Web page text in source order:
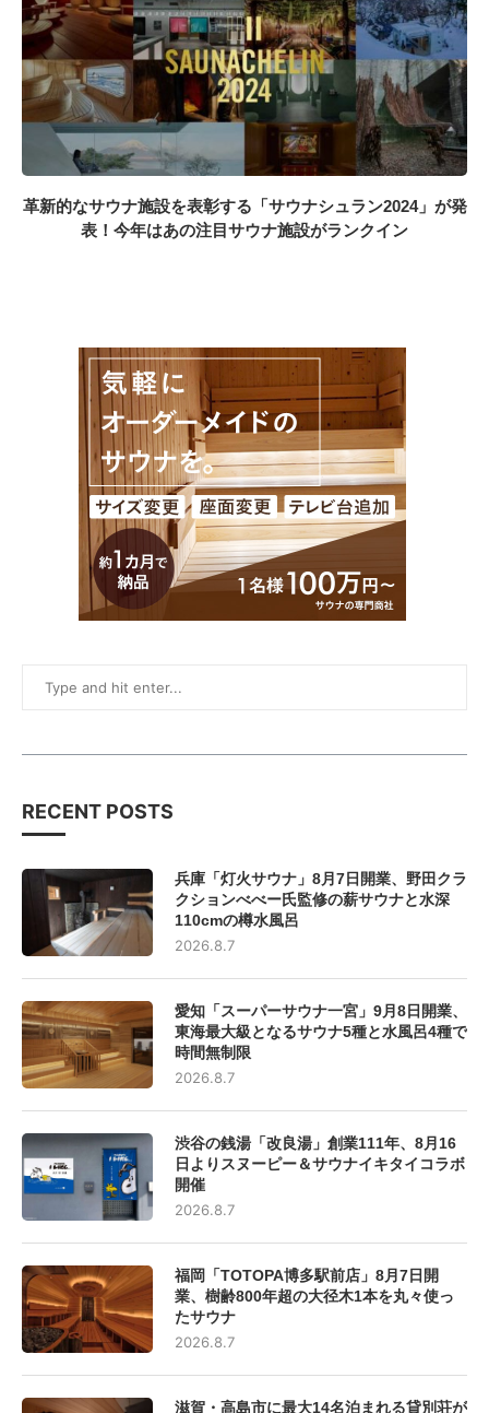
革新的なサウナ施設を表彰する「サウナシュラン2024」が発
表！今年はあの注目サウナ施設がランクイン
RECENT POSTS
兵庫「灯火サウナ」8月7日開業、野田クラ
クションべべー氏監修の薪サウナと水深
110cmの樽水風呂
2026.8.7
愛知「スーパーサウナ一宮」9月8日開業、
東海最大級となるサウナ5種と水風呂4種で
時間無制限
2026.8.7
渋谷の銭湯「改良湯」創業111年、8月16
日よりスヌーピー＆サウナイキタイコラボ
開催
2026.8.7
福岡「TOTOPA博多駅前店」8月7日開
業、樹齢800年超の大径木1本を丸々使っ
たサウナ
2026.8.7
滋賀・高島市に最大14名泊まれる貸別荘が